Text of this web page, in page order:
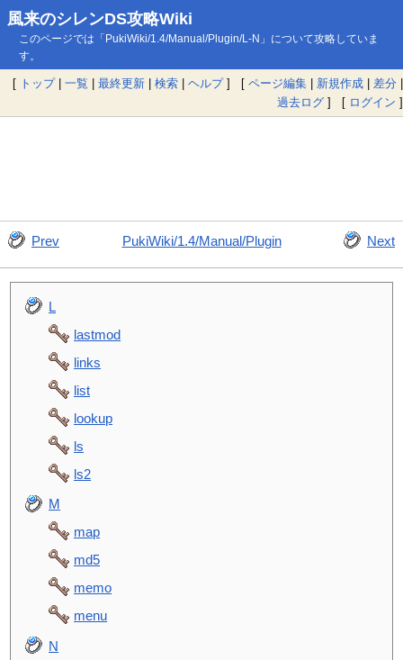
風来のシレンDS攻略Wiki
このページでは「PukiWiki/1.4/Manual/Plugin/L-N」について攻略していま
す。
[ トップ| 一覧 | 最終更新 | 検索 | ヘルプ] [ ページ編集 | 新規作成 | 差分 |
過去ログ ] [ ログイン ]
Prev Next
PukiWiki/1.4/Manual/Plugin
L
lastmod
links
list
lookup
ls
ls2
M
map
md5
memo
menu
N